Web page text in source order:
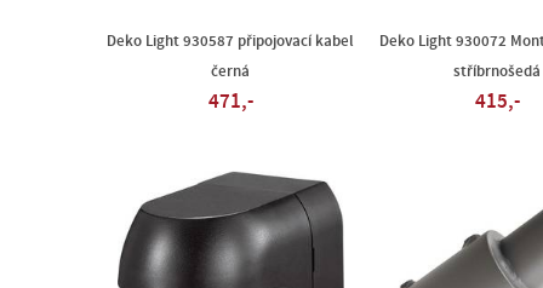
Deko Light 930587 připojovací kabel
černá
471,-
Deko Light 930072
stříbrnošedá
415,-